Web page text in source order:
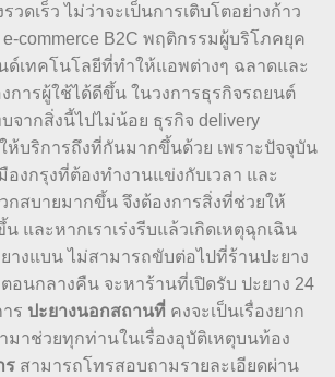
วดเร็ว ไม่ว่าจะเป็นการเติบโตอย่างก้าว
commerce B2C พฤติกรรมผู้บริโภคยุค
ด์เทคโนโลยีที่ทำให้แอพต่างๆ ฉลาดและ
การผู้ใช้ได้ดีขึ้น ในวงการธุรกิจรถยนต์
จากสิ่งนี้ไปไม่น้อย ธุรกิจ delivery
ให้บริการถึงที่กันมากขึ้นด้วย เพราะปัจจุบัน
งกรุงที่ต้องทำงานแข่งกับเวลา และ
กสบายมากขึ้น จึงต้องการสิ่งที่ช่วยให้
และหากเราเร่งรีบแล้วเกิดเหตุฉุกเฉิน
ยางแบน ไม่สามารถขับต่อไปที่ร้านปะยาง
ตอนกลางคืน จะหาร้านที่เปิดรับ ปะยาง 24
ร ปะยางนอกสถานที่ คงจะเป็นเรื่องยาก
ามาช่วยทุกท่านในเรื่องอุบัติเหตุบนท้อง
ร สามารถโทรสอบถามรายละเอียดผ่าน